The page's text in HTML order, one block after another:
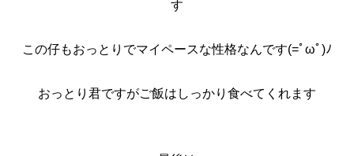
す
この仔もおっとりでマイペースな性格なんです(=ﾟωﾟ)ﾉ
おっとり君ですがご飯はしっかり食べてくれます